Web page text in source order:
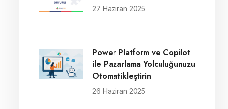
27 Haziran 2025
Power Platform ve Copilot
ile Pazarlama Yolculuğunuzu
Otomatikleştirin
26 Haziran 2025